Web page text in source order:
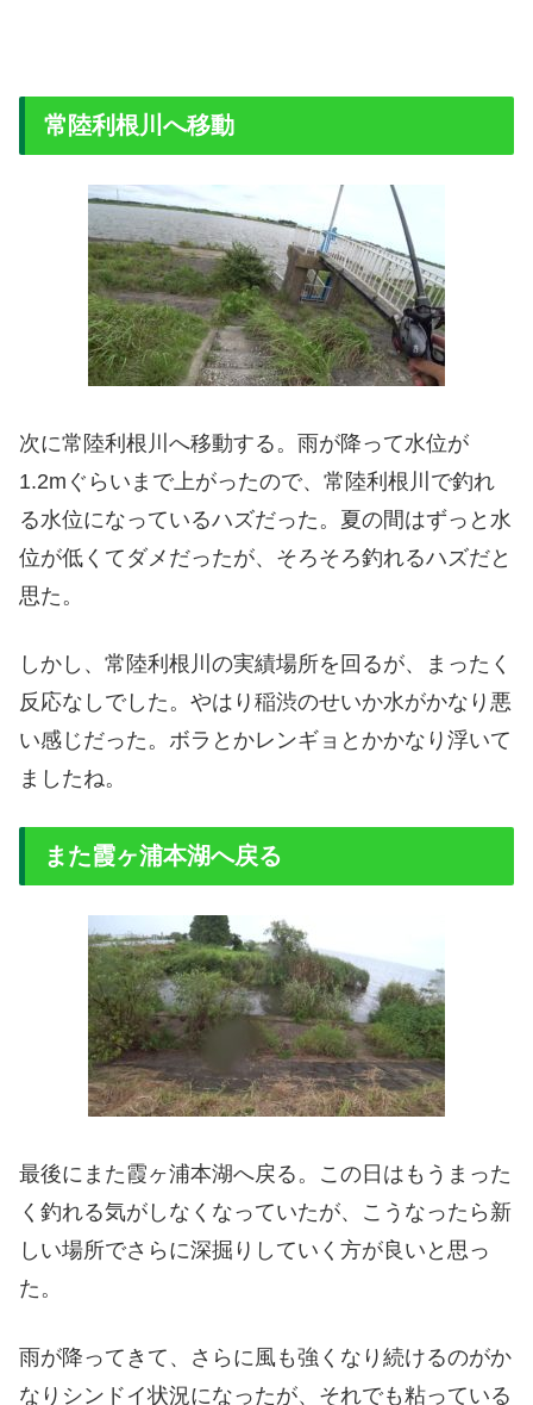
常陸利根川へ移動
次に常陸利根川へ移動する。雨が降って水位が
1.2mぐらいまで上がったので、常陸利根川で釣れ
る水位になっているハズだった。夏の間はずっと水
位が低くてダメだったが、そろそろ釣れるハズだと
思た。
しかし、常陸利根川の実績場所を回るが、まったく
反応なしでした。やはり稲渋のせいか水がかなり悪
い感じだった。ボラとかレンギョとかかなり浮いて
ましたね。
また霞ヶ浦本湖へ戻る
最後にまた霞ヶ浦本湖へ戻る。この日はもうまった
く釣れる気がしなくなっていたが、こうなったら新
しい場所でさらに深掘りしていく方が良いと思っ
た。
雨が降ってきて、さらに風も強くなり続けるのがか
なりシンドイ状況になったが、それでも粘っている